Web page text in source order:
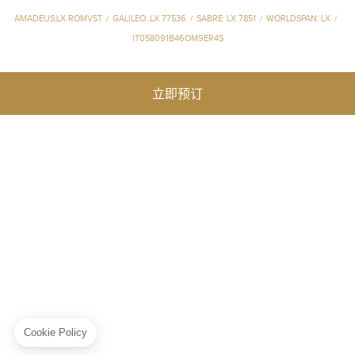
AMADEUS:LX ROMVST / GALILEO: LX 77536 / SABRE: LX 7851 / WORLDSPAN: LX /
IT058091B46OM9ER4S
立即预订